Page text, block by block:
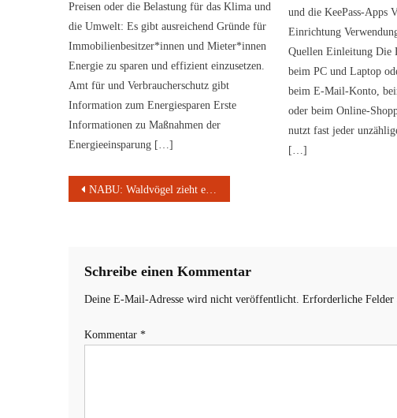
Preisen oder die Belastung für das Klima und
die Umwelt: Es gibt ausreichend Gründe für
Immobilienbesitzer*innen und Mieter*innen
Energie zu sparen und effizient einzusetzen.
Amt für und Verbraucherschutz gibt
Information zum Energiesparen Erste
Informationen zu Maßnahmen der
Energieeinsparung […]
und die KeePass-Apps
Einrichtung
Quellen Einleitung Die
beim PC und Laptop
beim E-Mail-Konto,
oder beim Online-
nutzt fast jeder
[…]
Beitragsnavigation
NABU: Waldvögel zieht es in Gärten und Parks
Schreibe einen Kommentar
Deine E-Mail-Adresse wird nicht veröffentlicht. Erforderliche Felder
Kommentar *